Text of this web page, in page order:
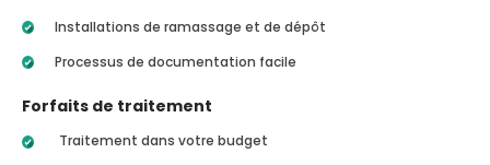
Installations de ramassage et de dépôt
Processus de documentation facile
Forfaits de traitement
Traitement dans votre budget